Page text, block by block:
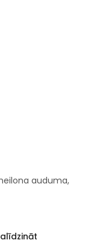
auduma,